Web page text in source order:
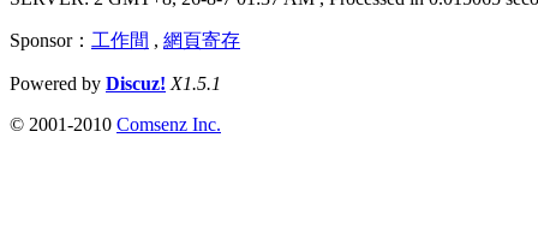
Sponsor： 工作間 , 網頁寄存
Powered by Discuz! X1.5.1
© 2001-2010 Comsenz Inc.